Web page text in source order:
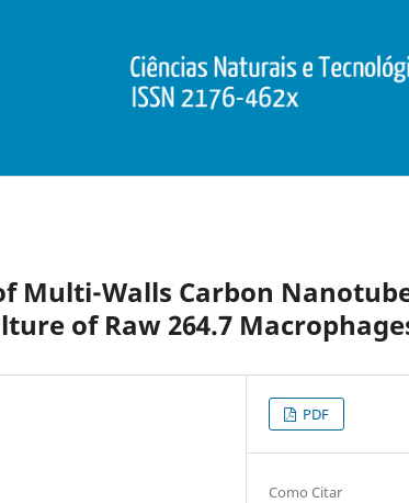
Multi-Walls Carbon
of Raw 264.7
PDF
Como Citar